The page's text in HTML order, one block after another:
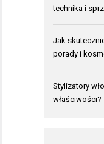
technika i
Jak
porady i
Stylizatory
właściwości?